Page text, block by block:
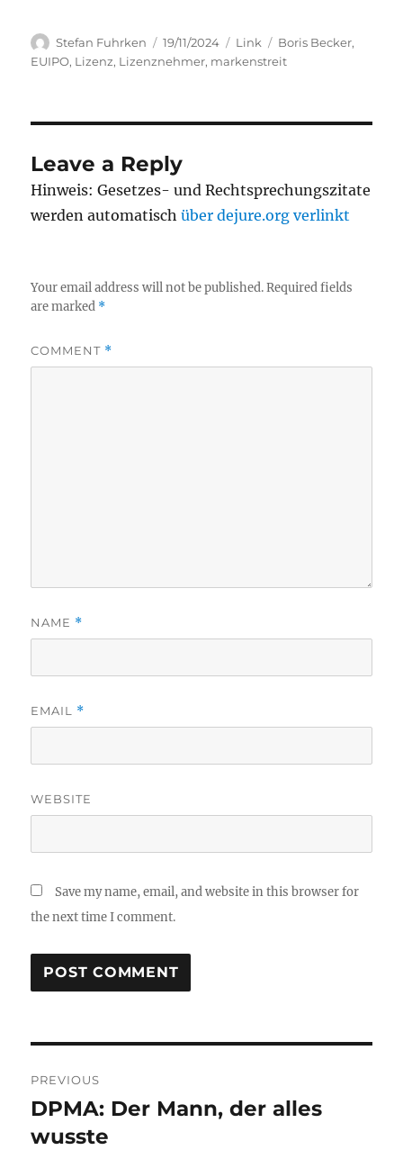
Author
Stefan Fuhrken
Posted
on
19/11/2024 Categories
Link Tags
Boris Becker,
EUIPO, Lizenz, Lizenznehmer, markenstreit
Leave a Reply
Hinweis: Gesetzes- und Rechtsprechungszitate
werden automatischüber dejure.org verlinkt
Your email address will not be published. Required fields
are marked *
COMMENT *
NAME *
EMAIL *
WEBSITE
Save my name, email, and website in this browser for
the next time I comment.
navigation
PREVIOUS
Previous
post:
DPMA: Der Mann, der alles
wusste